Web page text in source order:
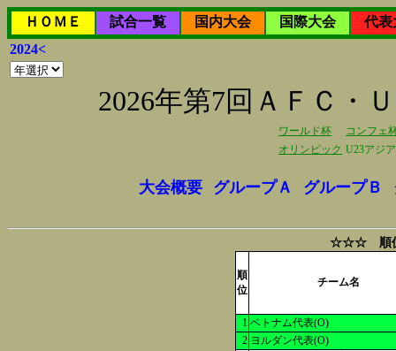
ＨＯＭＥ 試合一覧 国内大会 国際大会
代表
2024<
2026年第7回ＡＦＣ・
ワールド杯
コンフェ
オリンピック U23アジ
大会概要 グループＡ グループＢ
☆☆☆ 順
順
位
チーム名
1 ベトナム代表(O)
2 ヨルダン代表(O)